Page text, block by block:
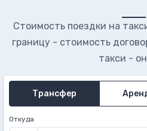
Стоимость поездки на
границу - стоимость
такси -
Трансфер
Откуда